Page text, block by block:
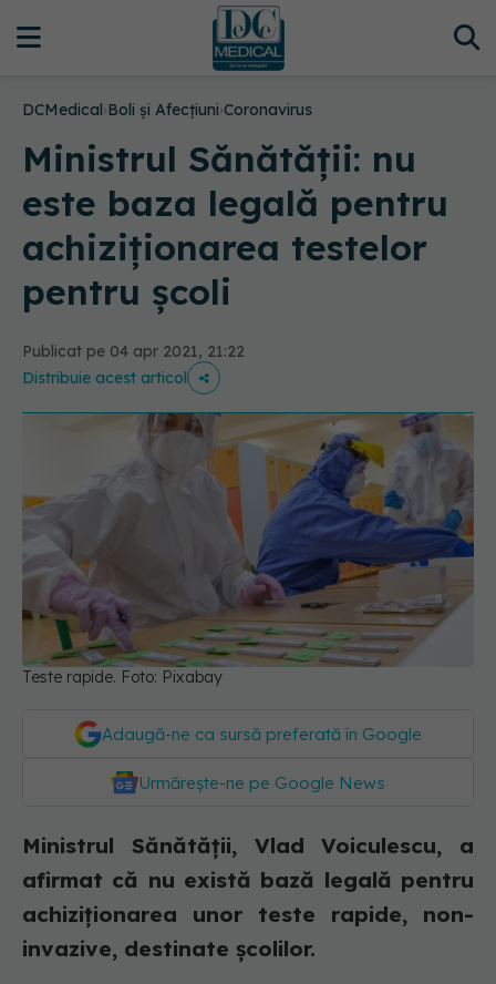
DCMedical›Boli și Afecțiuni›Coronavirus
Ministrul Sănătății: nu
este baza legală pentru
achiziţionarea testelor
pentru şcoli
Publicat pe 04 apr 2021, 21:22
Distribuie acest articol
Teste rapide. Foto: Pixabay
Adaugă-ne ca sursă preferată în Google
Urmărește-ne pe Google News
Ministrul Sănătății, Vlad Voiculescu, a
afirmat că nu există bază legală pentru
achiziționarea unor teste rapide, non-
invazive, destinate școlilor.